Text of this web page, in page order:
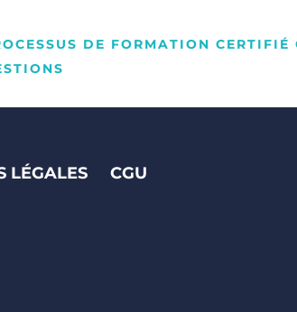
DE FORMATION CERTIFIÉ
LÉGALES CGU